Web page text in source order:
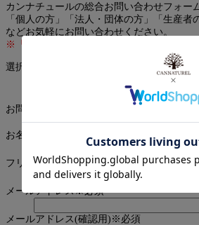
カンナチュールの総合お問い合わせフォー
「個人の方」「法人・団体の方」「生産者
などお気軽にお問い合わせください。
※「必須」は入力必須です。必ずご記入く
選択してください
法人・団体の方
お問い合わせ種別
お名前
フリガナ※必須
メールアドレス※必須
メールアドレス(確認用) ※必須